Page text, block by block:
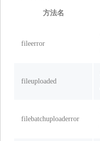
方法名
fileerror
fileuploaded
filebatchuploaderror